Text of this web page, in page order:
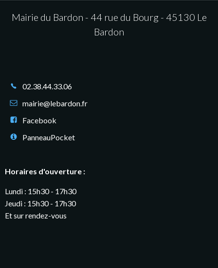
Mairie du Bardon - 44 rue du Bourg - 45130 Le
Bardon
02.38.44.33.06
mairie@lebardon.fr
Facebook
PanneauPocket
Horaires d'ouverture :
Lundi : 15h30 - 17h30
Jeudi : 15h30 - 17h30
Et sur rendez-vous